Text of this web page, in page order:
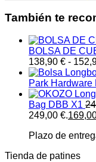
También te
BOLSA DE
138,90 € -
Park Hardware
Bag DBB X1
249,00 €.
Plazo de
Tienda de patines